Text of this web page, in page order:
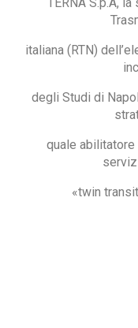
italiana (RTN)
degli Studi di
quale
«twin